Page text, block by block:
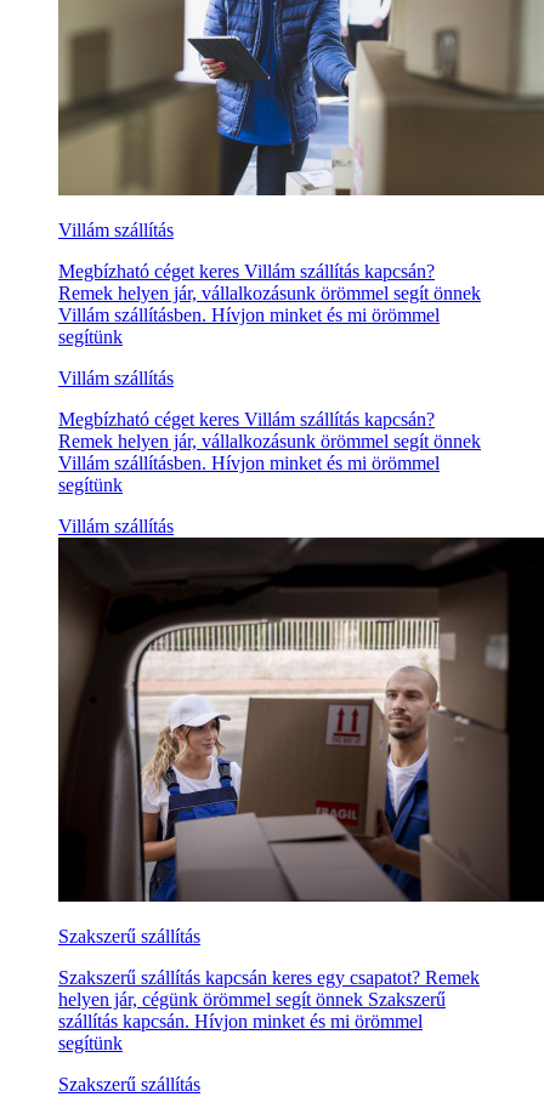
Villám szállítás
Megbízható céget keres Villám szállítás kapcsán?
Remek helyen jár, vállalkozásunk örömmel segít önnek
Villám szállításben. Hívjon minket és mi örömmel
segítünk
Villám szállítás
Megbízható céget keres Villám szállítás kapcsán?
Remek helyen jár, vállalkozásunk örömmel segít önnek
Villám szállításben. Hívjon minket és mi örömmel
segítünk
Villám szállítás
Szakszerű szállítás
Szakszerű szállítás kapcsán keres egy csapatot? Remek
helyen jár, cégünk örömmel segít önnek Szakszerű
szállítás kapcsán. Hívjon minket és mi örömmel
segítünk
Szakszerű szállítás